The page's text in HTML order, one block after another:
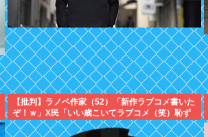
【批判】ラノベ作家（52）「新作ラブコメ書いた
ぞ！ｗ」X民「いい歳こいてラブコメ（笑）恥ず
かしくないの？」←やめたれｗと話題に